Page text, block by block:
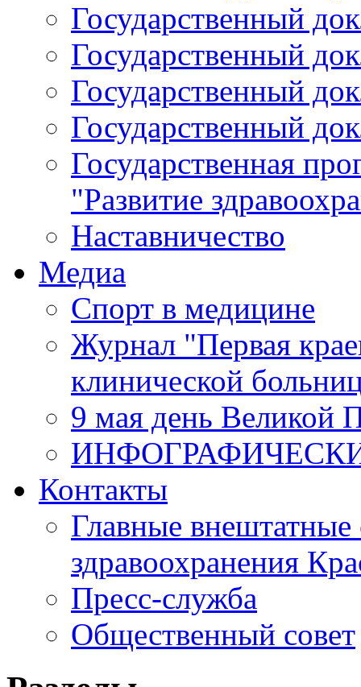
Государственный
Государственный
Государственный
Государственный
Государственная
"Развитие
Наставничество
Медиа
Спорт в медицине
Журнал "Первая
клинической
9 мая день Великой
Контакты
Главные внештатные
здравоохранения
Пресс-служба
Общественный совет